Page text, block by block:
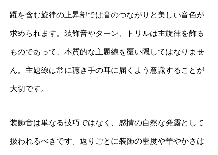
躍を含む旋律の上昇部では音のつながりと美しい音色が
求められます。装飾音やターン、トリルは主旋律を飾る
ものであって、本質的な主題線を覆い隠してはなりませ
ん。主題線は常に聴き手の耳に届くよう意識することが
大切です。
装飾音は単なる技巧ではなく、感情の自然な発露として
扱われるべきです。返りごとに装飾の密度や華やかさは